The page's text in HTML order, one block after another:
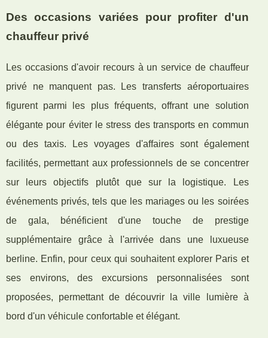
Des occasions variées pour profiter d'un
chauffeur privé
Les occasions d'avoir recours à un service de chauffeur
privé ne manquent pas. Les transferts aéroportuaires
figurent parmi les plus fréquents, offrant une solution
élégante pour éviter le stress des transports en commun
ou des taxis. Les voyages d'affaires sont également
facilités, permettant aux professionnels de se concentrer
sur leurs objectifs plutôt que sur la logistique. Les
événements privés, tels que les mariages ou les soirées
de gala, bénéficient d'une touche de prestige
supplémentaire grâce à l'arrivée dans une luxueuse
berline. Enfin, pour ceux qui souhaitent explorer Paris et
ses environs, des excursions personnalisées sont
proposées, permettant de découvrir la ville lumière à
bord d'un véhicule confortable et élégant.